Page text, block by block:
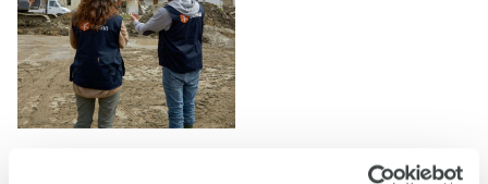
Il dramma alluvioni in Emilia-Romagna non si arresta